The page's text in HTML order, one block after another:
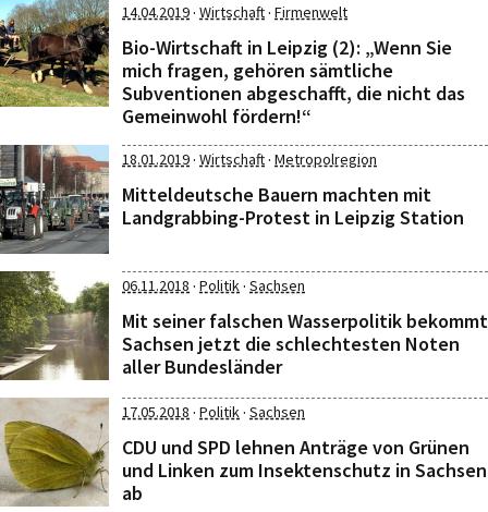
14.04.2019· Wirtschaft· Firmenwelt
Bio-Wirtschaft in Leipzig (2): „Wenn Sie
mich fragen, gehören sämtliche
Subventionen abgeschafft, die nicht das
Gemeinwohl fördern!“
18.01.2019· Wirtschaft· Metropolregion
Mitteldeutsche Bauern machten mit
Landgrabbing-Protest in Leipzig Station
06.11.2018 · Politik· Sachsen
Mit seiner falschen Wasserpolitik bekommt
Sachsen jetzt die schlechtesten Noten
aller Bundesländer
17.05.2018 · Politik· Sachsen
CDU und SPD lehnen Anträge von Grünen
und Linken zum Insektenschutz in Sachsen
ab